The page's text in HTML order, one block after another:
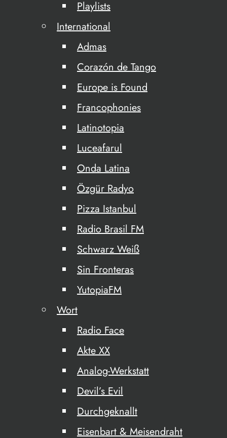
Playlists
International
Admas
Corazón de Tango
Europe is Found
Francophonies
Latinotopia
Luceafarul
Onda Latina
Özgür Radyo
Pizza Istanbul
Radio Brasil FM
Schwarz Weiß
Sin Fronteras
YutopiaFM
Wort
Radio Face
Akte XX
Analog-Werkstatt
Devil’s Evil
Durchgeknallt
Eisenbart & Meisendraht